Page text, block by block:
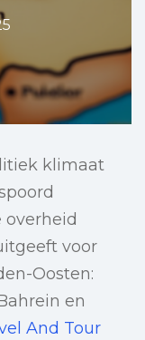
klimaat
voor
Oosten:
en
And Tour